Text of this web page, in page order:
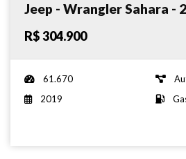
Jeep - Wrangler Sahara -
R$ 304.900
61.670
2019